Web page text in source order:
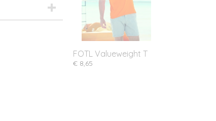
FOTL Valueweight T
€ 8,65